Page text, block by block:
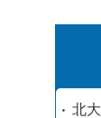
北